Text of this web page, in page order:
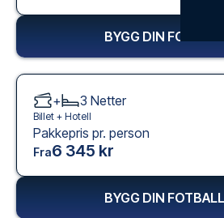
BYGG DIN
+ 3 Netter
Billet + Hotell
Pakkepris pr. person
Fra6 345 kr
BYGG DIN